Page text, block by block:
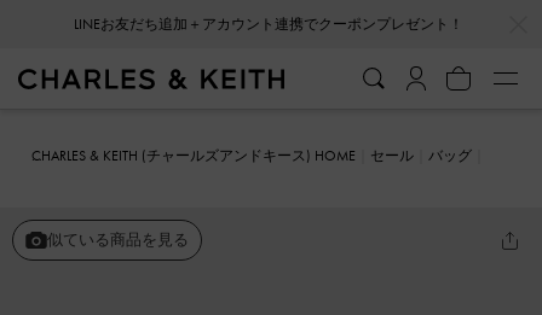
LINEお友だち追加＋アカウント連携でクーポンプレゼント！
CHARLES & KEITH (チャールズアンドキース) HOME セール
バッグ
似ている商品を見る